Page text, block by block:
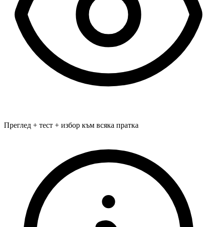
Преглед + тест + избор към всяка пратка